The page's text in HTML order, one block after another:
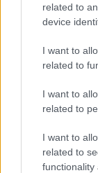
related to
device
I want to
related to
I want to
related to
I want to
related to
functionality
va